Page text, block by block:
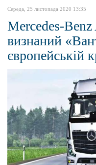
Середа, 25 листопада 2020 13:35
Mercedes-
визнаний
європейській